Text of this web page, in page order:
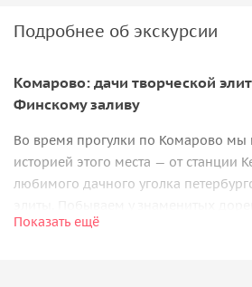
Подробнее об экскурсии
Комарово: дачи творческой
Финскому заливу
Во время прогулки по Комарово мы
историей этого места — от станции
любимого дачного уголка
«Вилла Рено»,
Показать ещё